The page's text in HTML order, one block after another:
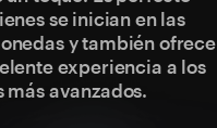
se inician en las
y también ofrece
experiencia a los
más avanzados.